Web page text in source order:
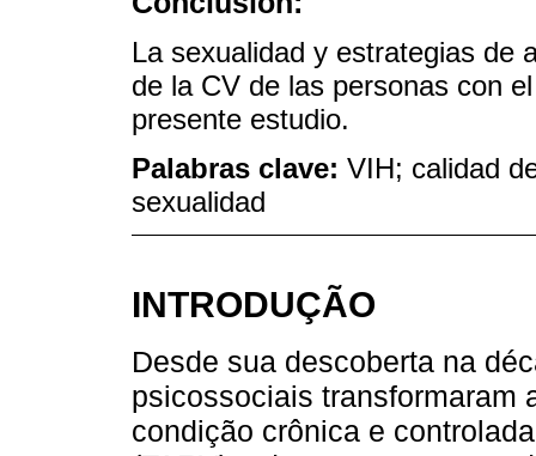
La sexualidad y estrategias de
de la CV de las personas con
presente estudio.
Palabras clave: VIH; calidad
sexualidad
INTRODUÇÃO
Desde sua descoberta na
psicossociais transformaram
condição crônica e